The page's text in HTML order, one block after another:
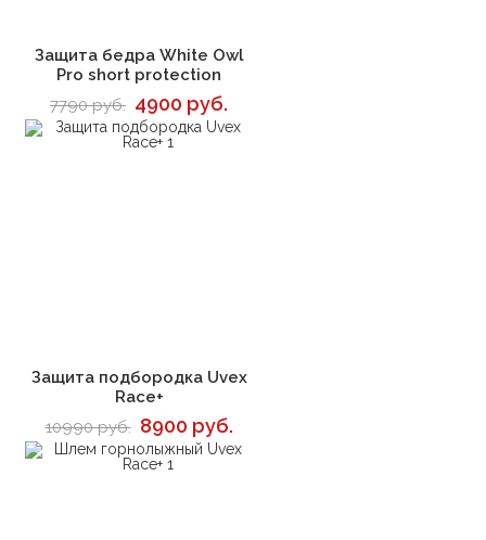
В корзину
Защита бедра White Owl
Pro short protection
7790 руб. 4900 руб.
В корзину
Защита подбородка Uvex
Race+
10990 руб. 8900 руб.